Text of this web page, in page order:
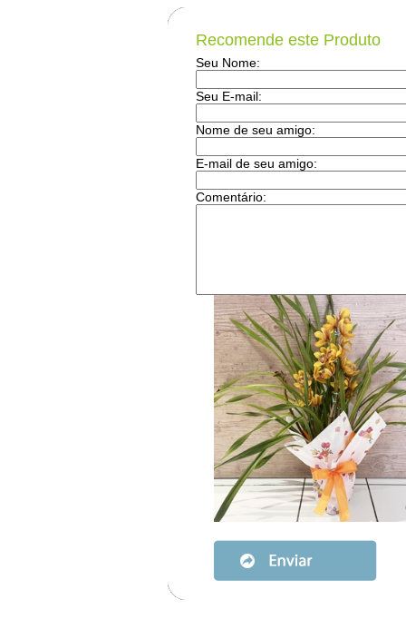
Recomende este Produto
Seu Nome:
Seu E-mail:
Nome de seu amigo:
E-mail de seu amigo:
Comentário: